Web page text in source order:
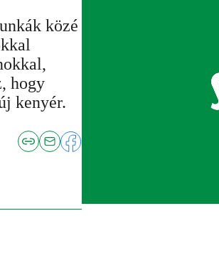
közé
hogy
kenyér.